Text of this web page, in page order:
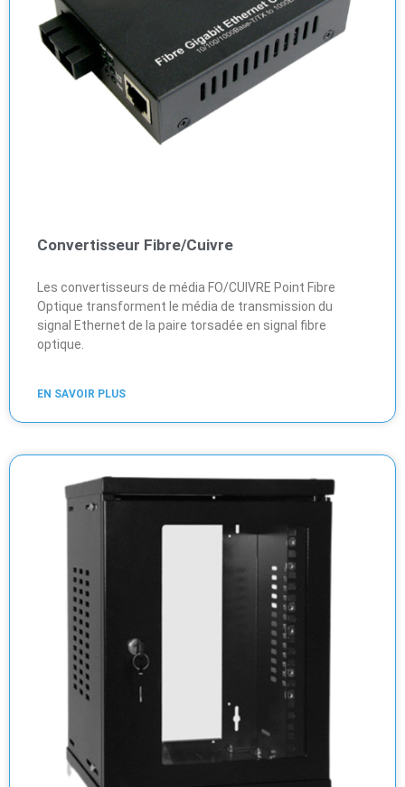
Convertisseur Fibre/Cuivre
Les convertisseurs de média FO/CUIVRE Point Fibre
Optique transforment le média de transmission du
signal Ethernet de la paire torsadée en signal fibre
optique.
EN SAVOIR PLUS